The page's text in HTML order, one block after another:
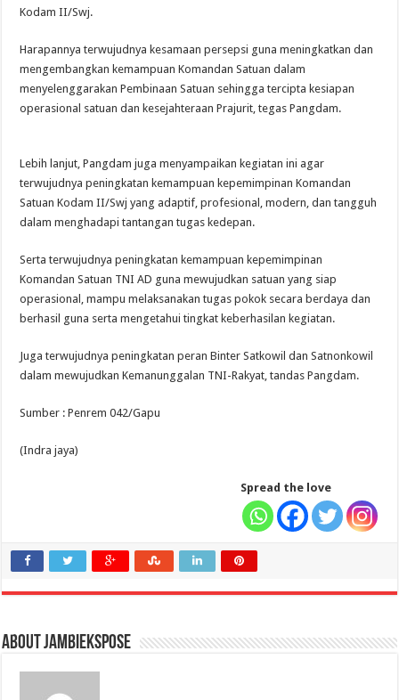
Kodam II/Swj.
Harapannya terwujudnya kesamaan persepsi guna meningkatkan dan
mengembangkan kemampuan Komandan Satuan dalam
menyelenggarakan Pembinaan Satuan sehingga tercipta kesiapan
operasional satuan dan kesejahteraan Prajurit, tegas Pangdam.
Lebih lanjut, Pangdam juga menyampaikan kegiatan ini agar
terwujudnya peningkatan kemampuan kepemimpinan Komandan
Satuan Kodam II/Swj yang adaptif, profesional, modern, dan tangguh
dalam menghadapi tantangan tugas kedepan.
Serta terwujudnya peningkatan kemampuan kepemimpinan
Komandan Satuan TNI AD guna mewujudkan satuan yang siap
operasional, mampu melaksanakan tugas pokok secara berdaya dan
berhasil guna serta mengetahui tingkat keberhasilan kegiatan.
Juga terwujudnya peningkatan peran Binter Satkowil dan Satnonkowil
dalam mewujudkan Kemanunggalan TNI-Rakyat, tandas Pangdam.
Sumber : Penrem 042/Gapu
(Indra jaya)
Spread the love
About jambiekspose